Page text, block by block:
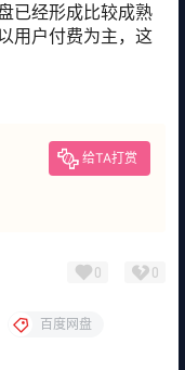
已经形成比较成熟
用户付费为主，这
给TA打赏
0 0
百度网盘